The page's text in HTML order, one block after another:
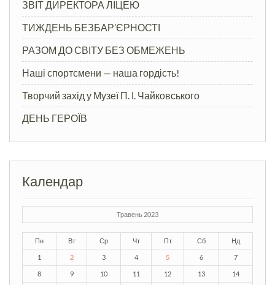
ЗВІТ ДИРЕКТОРА ЛІЦЕЮ
ТИЖДЕНЬ БЕЗБАР’ЄРНОСТІ
РАЗОМ ДО СВІТУ БЕЗ ОБМЕЖЕНЬ
Наші спортсмени — наша гордість!
Творчий захід у Музеї П. І. Чайковського
ДЕНЬ ГЕРОЇВ
Календар
Травень 2023
Пн Вт Ср Чт Пт Сб Нд
1 2 3 4 5 6 7
8 9 10 11 12 13 14